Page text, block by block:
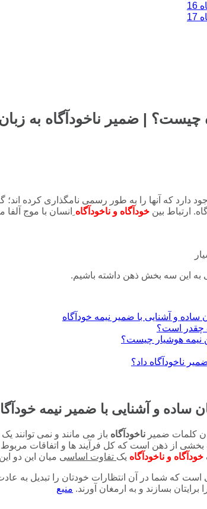
چیست؟ | ضمیر ناخودآگاه به
دارد که آنها را به طور رسمی نامگذاری کرده اند؛
ارتباط بین خودآگاه و ناخودآگاه ِانسان با موج
به این سه بخش ذهن داشته باشیم.
ساده و آشنایی با ضمیر نیمه
کلمات ضمیر ناخودآگاه باز می مانند و نمی توانند
از ذهن است که کل فرآیند ها و اتفاقات مربوط
خودآگاه و ناخودآگاه یک تفاوت اساسی میان این دو
است که شما در آن انتظارات خودتان را تبدیل به
بسازند و به ارمغان آورند. منبع